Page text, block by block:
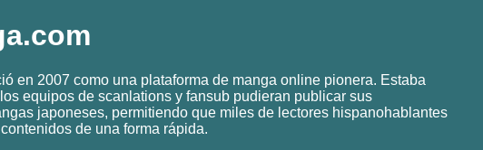
en 2007 como una plataforma de manga online pionera. Estaba
equipos de scanlations y fansub pudieran publicar sus
japoneses, permitiendo que miles de lectores hispanohablantes
de una forma rápida.